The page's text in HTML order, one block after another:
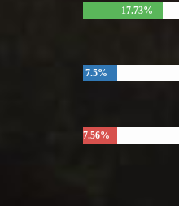
17.73%
7.5%
7.56%